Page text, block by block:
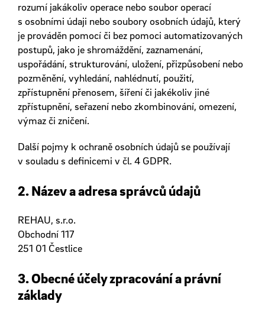
rozumí jakákoliv operace nebo soubor operací
s osobními údaji nebo soubory osobních údajů, který
je prováděn pomocí či bez pomoci automatizovaných
postupů, jako je shromáždění, zaznamenání,
uspořádání, strukturování, uložení, přizpůsobení nebo
pozměnění, vyhledání, nahlédnutí, použití,
zpřístupnění přenosem, šíření či jakékoliv jiné
zpřístupnění, seřazení nebo zkombinování, omezení,
výmaz či zničení.
Další pojmy k ochraně osobních údajů se používají
v souladu s definicemi v čl. 4 GDPR.
2. Název a adresa správců údajů
REHAU, s.r.o.
Obchodní 117
251 01 Čestlice
3. Obecné účely zpracování a právní
základy